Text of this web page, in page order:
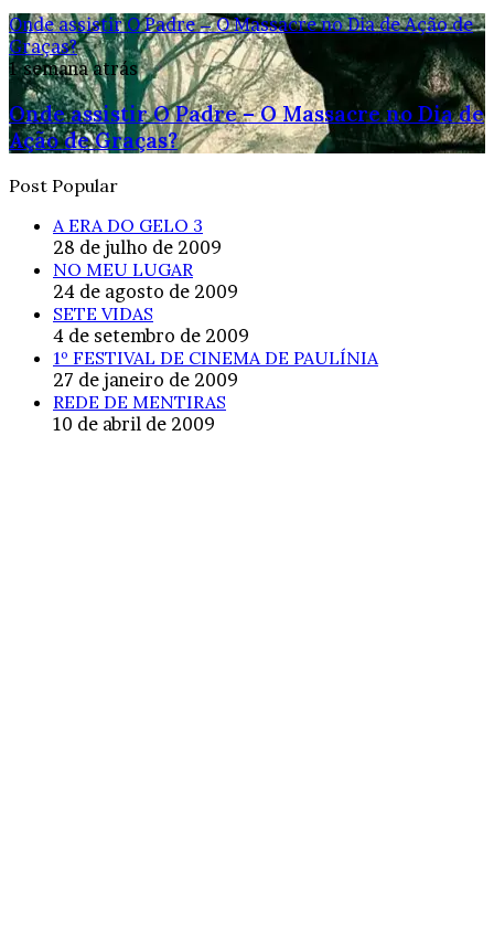
Onde assistir O Padre – O Massacre no Dia de Ação de
Graças?
1 semana atrás
Onde assistir O Padre – O Massacre no Dia de
Ação de Graças?
Post Popular
A ERA DO GELO 3
28 de julho de 2009
NO MEU LUGAR
24 de agosto de 2009
SETE VIDAS
4 de setembro de 2009
1º FESTIVAL DE CINEMA DE PAULÍNIA
27 de janeiro de 2009
REDE DE MENTIRAS
10 de abril de 2009